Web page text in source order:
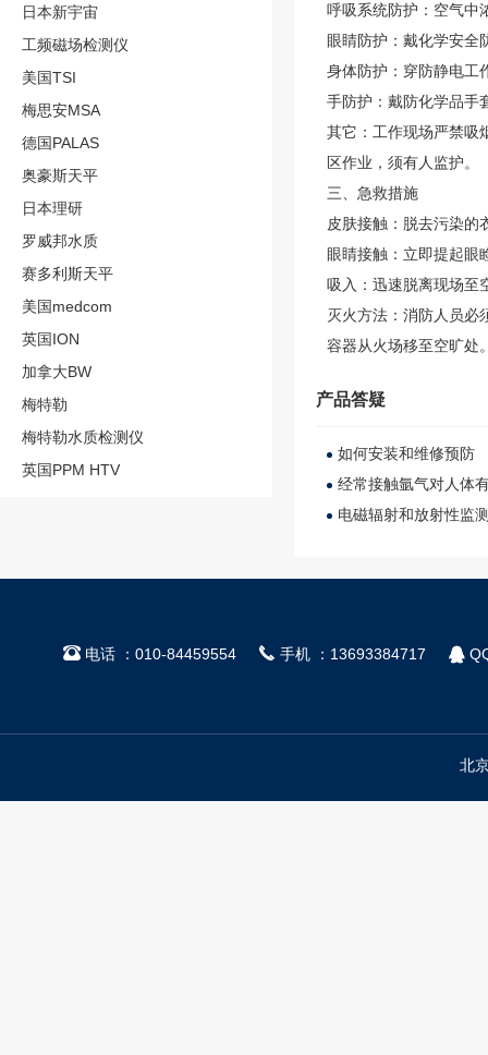
日本新宇宙
工频磁场检测仪
美国TSI
梅思安MSA
德国PALAS
奥豪斯天平
日本理研
罗威邦水质
赛多利斯天平
美国medcom
英国ION
加拿大BW
梅特勒
梅特勒水质检测仪
英国PPM HTV
呼吸系统防护：空气中
眼睛防护：戴化学安全
身体防护：穿防静电工
手防护：戴防化学品手
其它：工作现场严禁吸
区作业，须有人监护。
三、急救措施
皮肤接触：脱去污染的
眼睛接触：立即提起眼
吸入：迅速脱离现场至
灭火方法：消防人员必
容器从火场移至空旷处
产品答疑
如何安装和维修预防
经常接触氩气对人体
电磁辐射和放射性监
电话 ：010-84459554  手机 ：13693384717 
北